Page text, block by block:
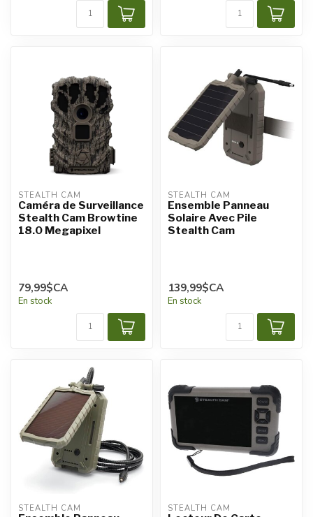
STEALTH CAM
Caméra de Surveillance
Stealth Cam Browtine
18.0 Megapixel
79,99$CA
En stock
STEALTH CAM
Ensemble Panneau
Solaire Avec Pile
Stealth Cam
139,99$CA
En stock
STEALTH CAM STEALTH CAM